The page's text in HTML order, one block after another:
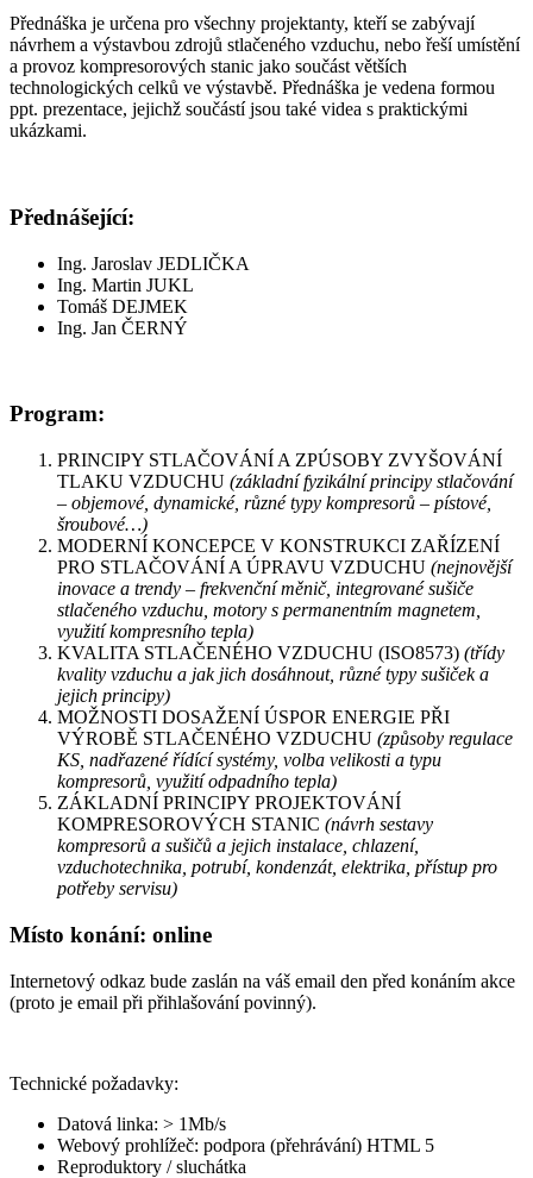
Přednáška je určena pro všechny projektanty, kteří se zabývají
návrhem a výstavbou zdrojů stlačeného vzduchu, nebo řeší umístění
a provoz kompresorových stanic jako součást větších
technologických celků ve výstavbě. Přednáška je vedena formou
ppt. prezentace, jejichž součástí jsou také videa s praktickými
ukázkami.
Přednášející:
Ing. Jaroslav JEDLIČKA
Ing. Martin JUKL
Tomáš DEJMEK
Ing. Jan ČERNÝ
Program:
PRINCIPY STLAČOVÁNÍ A ZPÚSOBY ZVYŠOVÁNÍ
TLAKU VZDUCHU (základní fyzikální principy stlačování
– objemové, dynamické, různé typy kompresorů – pístové,
šroubové…)
MODERNÍ KONCEPCE V KONSTRUKCI ZAŘÍZENÍ
PRO STLAČOVÁNÍ A ÚPRAVU VZDUCHU (nejnovější
inovace a trendy – frekvenční měnič, integrované sušiče
stlačeného vzduchu, motory s permanentním magnetem,
využití kompresního tepla)
KVALITA STLAČENÉHO VZDUCHU (ISO8573) (třídy
kvality vzduchu a jak jich dosáhnout, různé typy sušiček a
jejich principy)
MOŽNOSTI DOSAŽENÍ ÚSPOR ENERGIE PŘI
VÝROBĚ STLAČENÉHO VZDUCHU (způsoby regulace
KS, nadřazené řídící systémy, volba velikosti a typu
kompresorů, využití odpadního tepla)
ZÁKLADNÍ PRINCIPY PROJEKTOVÁNÍ
KOMPRESOROVÝCH STANIC (návrh sestavy
kompresorů a sušičů a jejich instalace, chlazení,
vzduchotechnika, potrubí, kondenzát, elektrika, přístup pro
potřeby servisu)
Místo konání: online
Internetový odkaz bude zaslán na váš email den před konáním akce
(proto je email při přihlašování povinný).
Technické požadavky:
Datová linka: > 1Mb/s
Webový prohlížeč: podpora (přehrávání) HTML 5
Reproduktory / sluchátka